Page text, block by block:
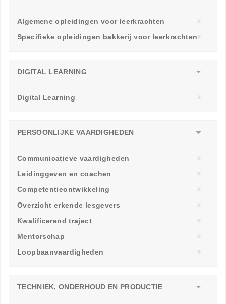
Algemene opleidingen voor leerkrachten
Specifieke opleidingen bakkerij voor leerkrachten
DIGITAL LEARNING
Digital Learning
PERSOONLIJKE VAARDIGHEDEN
Communicatieve vaardigheden
Leidinggeven en coachen
Competentieontwikkeling
Overzicht erkende lesgevers
Kwalificerend traject
Mentorschap
Loopbaanvaardigheden
TECHNIEK, ONDERHOUD EN PRODUCTIE